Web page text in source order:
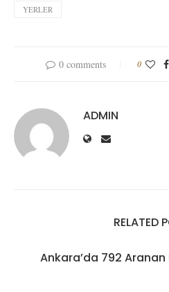
YERLER
0 comments 0
ADMIN
RELATED
Ankara’da 792 Aranan